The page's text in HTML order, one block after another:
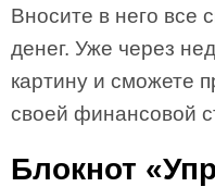
Вносите в него все
денег. Уже через
картину и сможете
своей финансовой
Блокнот